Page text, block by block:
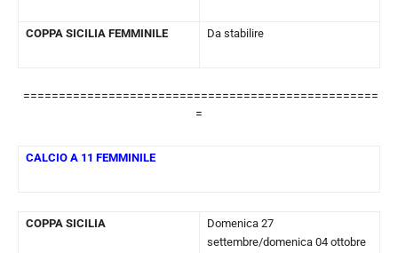
COPPA SICILIA FEMMINILE Da stabilire
==================================================
=
CALCIO A 11 FEMMINILE
COPPA SICILIA
Domenica 27
settembre/domenica 04 ottobre